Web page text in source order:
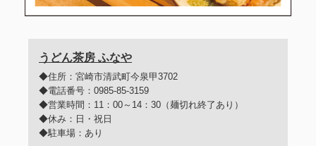
うどん茶房 ふなや
◆住所：宮崎市清武町今泉甲3702
◆電話番号：0985-85-3159
◆営業時間：11：00～14：30（麺切れ終了あり）
◆休み：日・祝日
◆駐車場：あり